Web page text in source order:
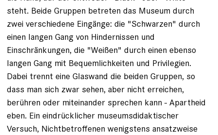
steht. Beide Gruppen betreten das Museum durch
zwei verschiedene Eingänge: die "Schwarzen" durch
einen langen Gang von Hindernissen und
Einschränkungen, die "Weißen" durch einen ebenso
langen Gang mit Bequemlichkeiten und Privilegien.
Dabei trennt eine Glaswand die beiden Gruppen, so
dass man sich zwar sehen, aber nicht erreichen,
berühren oder miteinander sprechen kann - Apartheid
eben. Ein eindrücklicher museumsdidaktischer
Versuch, Nichtbetroffenen wenigstens ansatzweise